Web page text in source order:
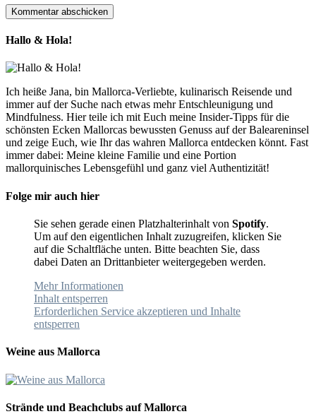
Hallo & Hola!
Ich heiße Jana, bin Mallorca-Verliebte, kulinarisch Reisende und
immer auf der Suche nach etwas mehr Entschleunigung und
Mindfulness. Hier teile ich mit Euch meine Insider-Tipps für die
schönsten Ecken Mallorcas bewussten Genuss auf der Baleareninsel
und zeige Euch, wie Ihr das wahren Mallorca entdecken könnt. Fast
immer dabei: Meine kleine Familie und eine Portion
mallorquinisches Lebensgefühl und ganz viel Authentizität!
Folge mir auch hier
Sie sehen gerade einen Platzhalterinhalt von Spotify.
Um auf den eigentlichen Inhalt zuzugreifen, klicken Sie
auf die Schaltfläche unten. Bitte beachten Sie, dass
dabei Daten an Drittanbieter weitergegeben werden.
Mehr Informationen
Inhalt entsperren
Erforderlichen Service akzeptieren und Inhalte
entsperren
Weine aus Mallorca
Strände und Beachclubs auf Mallorca